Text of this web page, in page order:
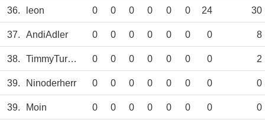
36. leon 0 0 0 0 0 0 24 30
37. AndiAdler 0 0 0 0 0 0 0 8
38. TimmyTurner 0 0 0 0 0 0 0 2
39. Ninoderherr 0 0 0 0 0 0 0 0
39. Moin 0 0 0 0 0 0 0 0